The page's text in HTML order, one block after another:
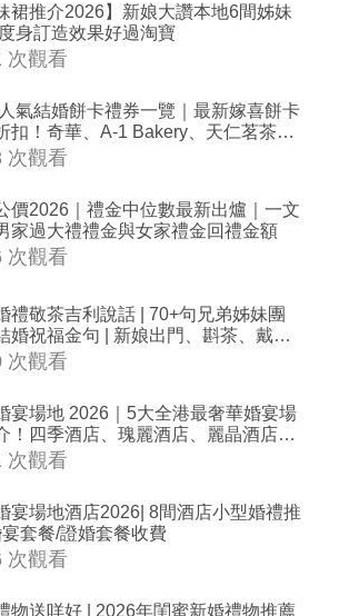
裙推介2026】新娘大讚本地6間姊妹
裙店 度身訂造效果好過淘寶
次觀看
氣結婚餅卡禮券一覽｜最新嫁喜餅卡
扣！奇華、A-1 Bakery、天仁茗茶、
、Paul Lafayet、agnès b.
次觀看
價2026｜禮金中位數最新出爐｜一文
家過大禮禮金與女家禮金回禮金額
次觀看
禮敬茶吉利說話 | 70+句兄弟姊妹團
婚祝福金句 | 新娘出門、斟茶、戴金
句
次觀看
宴場地 2026｜5大全港最奢華婚宴場
！四季酒店、瑰麗酒店、麗晶酒店、
39、合和酒店 打造夢幻氣派婚禮
次觀看
宴場地酒店2026| 8間酒店小型婚禮推
套餐/證婚套餐收費
次觀看
物送咩好 | 2026年閨蜜新婚禮物推薦